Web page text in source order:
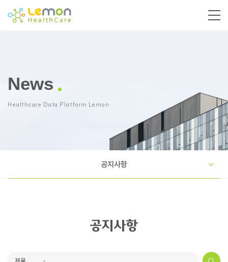
News
Healthcare Data Platform Lemon
공지사항
공지사항